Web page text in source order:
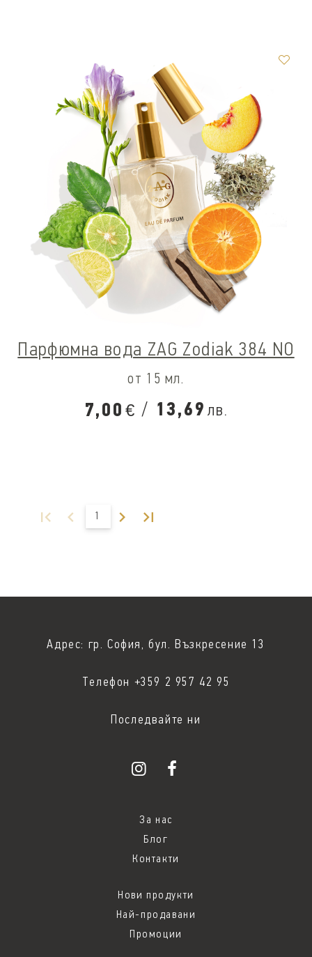
Парфюмна вода ZAG Zodiak 384 NO
от 15 мл.
7,00 € / 13,69 лв.
1
Адрес: гр. София, бул. Възкресение 13
Телефон +359 2 957 42 95
Последвайте ни
За нас
Блог
Контакти
Нови продукти
Най-продавани
Промоции